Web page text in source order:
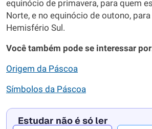
equinócio de primavera, para quem
Norte, e no equinócio de outono,
Hemisfério Sul.
Você também pode se interessar por
Origem da Páscoa
Símbolos da Páscoa
Estudar não é só ler